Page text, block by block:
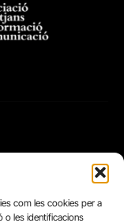
com les cookies per a
o les identificacions